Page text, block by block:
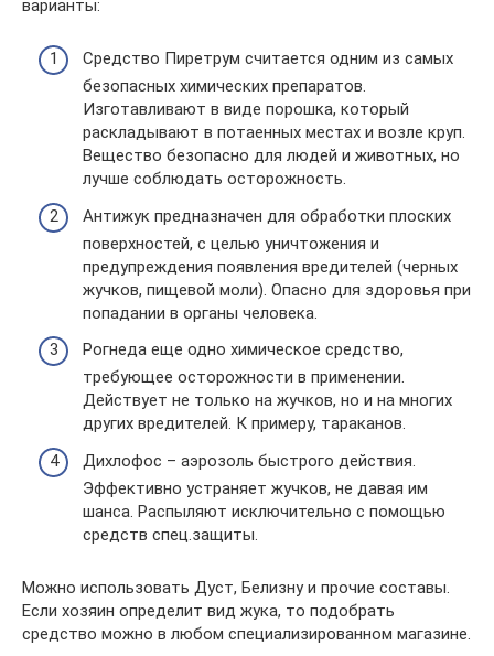
варианты:
Средство Пиретрум считается одним из самых
безопасных химических препаратов.
Изготавливают в виде порошка, который
раскладывают в потаенных местах и возле круп.
Вещество безопасно для людей и животных, но
лучше соблюдать осторожность.
Антижук предназначен для обработки плоских
поверхностей, с целью уничтожения и
предупреждения появления вредителей (черных
жучков, пищевой моли). Опасно для здоровья при
попадании в органы человека.
Рогнеда еще одно химическое средство,
требующее осторожности в применении.
Действует не только на жучков, но и на многих
других вредителей. К примеру, тараканов.
Дихлофос – аэрозоль быстрого действия.
Эффективно устраняет жучков, не давая им
шанса. Распыляют исключительно с помощью
средств спец.защиты.
Можно использовать Дуст, Белизну и прочие составы.
Если хозяин определит вид жука, то подобрать
средство можно в любом специализированном магазине.